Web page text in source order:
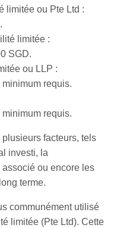
limitée ou Pte Ltd :
limitée :
SGD.
ou LLP :
requis.
requis.
facteurs, tels
investi, la
ou encore les
terme.
communément utilisé
limitée (Pte Ltd). Cette